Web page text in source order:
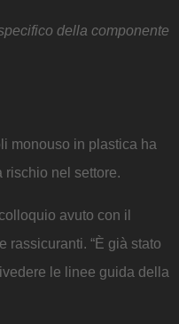
della componente
monouso in plastica ha
rischio nel settore.
avuto con il
rassicuranti. “È già stato
le linee guida della